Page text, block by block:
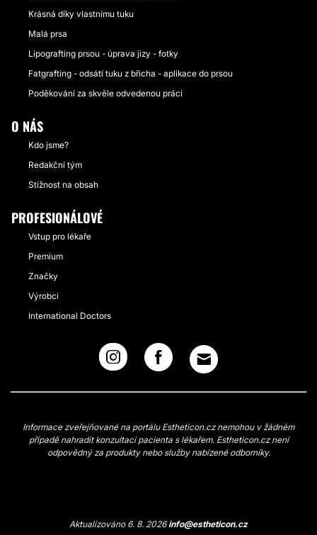
Krásná díky vlastnímu tuku
Malá prsa
Lipografting prsou - úprava jizy - fotky
Fatgrafting - odsátí tuku z břicha - aplikace do prsou
Poděkování za skvěle odvedenou práci
O NÁS
Kdo jsme?
Redakční tým
Stížnost na obsah
PROFESIONÁLOVÉ
Vstup pro lékaře
Premium
Značky
Výrobci
International Doctors
Informace zveřejňované na portálu Estheticon.cz nemohou v žádném
případě nahradit konzultaci pacienta s lékařem. Estheticon.cz není
odpovědný za produkty nebo služby nabízené odborníky.
Aktualizováno 6. 8. 2026info@estheticon.cz